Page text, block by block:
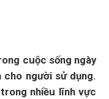
cuộc sống ngày
người sử dụng.
nhiều lĩnh vực